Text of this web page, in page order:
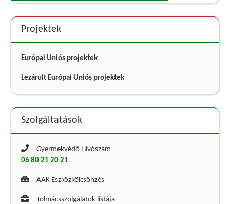
Projektek
Európai Uniós projektek
Lezárult Európai Uniós projektek
Szolgáltatások
Gyermekvédő Hívószám
06 80 21 20 21
AAK Eszközkölcsönzés
Tolmácsszolgálatok listája